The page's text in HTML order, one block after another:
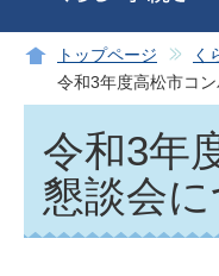
トップページ く
令和3年度高松市コ
令和3年
懇談会